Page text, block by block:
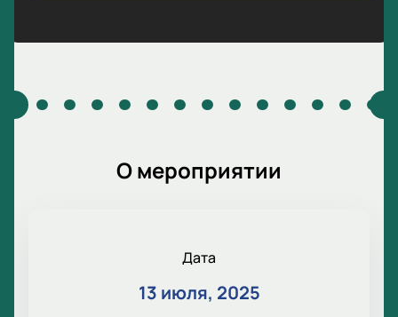
О мероприятии
Дата
13 июля, 2025